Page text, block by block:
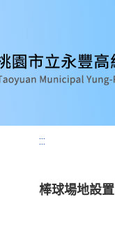
:::
棒球場地設置